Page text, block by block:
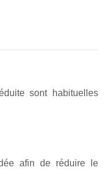
sont habituelles
afin de réduire le